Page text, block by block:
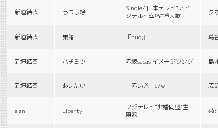
新垣結衣 うつし絵
Single/ 日本テレビ“アイ
シテル〜海容”挿入歌
ク
新垣結衣 巣箱 『hug』 葛
新垣結衣 ハチミツ 赤坂sacas イメージソング 島
新垣結衣 あいたい 「赤い糸」c/w 広
alan Liberty
フジテレビ“非婚同盟”主
題歌
菊